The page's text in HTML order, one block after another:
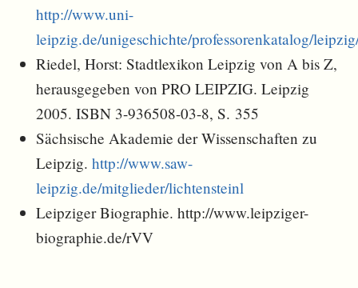
http://www.uni-
leipzig.de/unigeschichte/professorenkatalog/
Riedel, Horst: Stadtlexikon Leipzig von A bis Z,
herausgegeben von PRO LEIPZIG. Leipzig
2005. ISBN 3-936508-03-8, S. 355
Sächsische Akademie der Wissenschaften zu
Leipzig.http://www.saw-
leipzig.de/mitglieder/lichtensteinl
Leipziger Biographie. http://www.leipziger-
biographie.de/rVV